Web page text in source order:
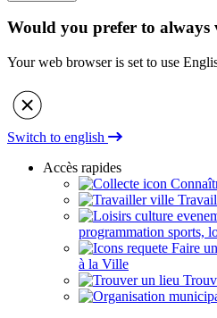
Would you prefer to always
Your web browser is set to use
Switch to english
Accès rapides
programmation sports,
Faire
à la Ville